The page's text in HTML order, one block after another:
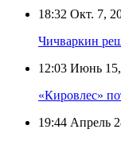
18:32 Окт. 7,
Чичваркин
12:03 Июнь
«Кировлес»
19:44 Апрель